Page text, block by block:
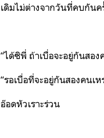
เดิมไม่ต่างจากวันที่คบกันค
“ได้ซิพี่ ถ้าเบื่อจะอยู่กันสอ
“รอเบื่อที่จะอยู่กันสองคน
อ๊อดหัวเราะร่วน